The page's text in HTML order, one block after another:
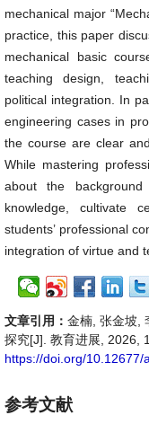
mechanical major
practice, this paper
mechanical basic
teaching design,
political integration. In
engineering cases in
the course are clear
While mastering
about the
knowledge, cultivate
students’ professional
integration of virtue and
文章引用： 金楠, 张金坡,
探究[J]. 教育进展, 2026,
https://doi.org/10.12677/
参考文献